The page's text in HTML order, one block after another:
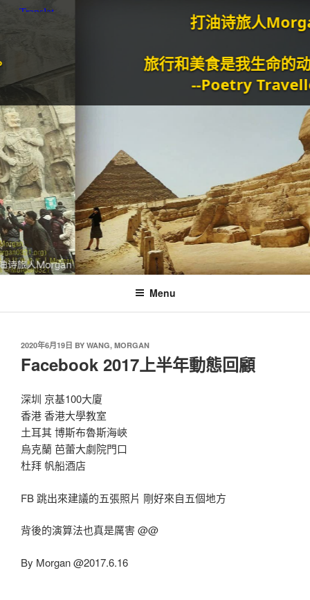
打油诗旅人Morgan
旅行和美食是我生命的动力泉
--Poetry Traveller
Menu
2020年6月19日 BY WANG, MORGAN
Facebook 2017上半年動態回顧
深圳 京基100大廈
香港 香港大學教室
土耳其 博斯布魯斯海峽
烏克蘭 芭蕾大劇院門口
杜拜 帆船酒店
FB 跳出來建議的五張照片 剛好來自五個地方
背後的演算法也真是厲害 @@
By Morgan @2017.6.16